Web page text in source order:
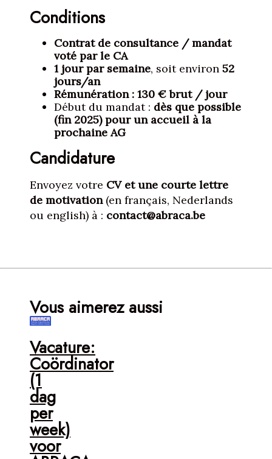
Conditions
Contrat de consultance / mandat
voté par le CA
1 jour par semaine, soit environ 52
jours/an
Rémunération : 130 € brut / jour
Début du mandat : dès que possible
(fin 2025) pour un accueil à la
prochaine AG
Candidature
Envoyez votre CV et une courte lettre
de motivation(en français, Nederlands
ou english) à : contact@abraca.be
Vous aimerez aussi
Vacature:
Coördinator
(1
dag
per
week)
voor